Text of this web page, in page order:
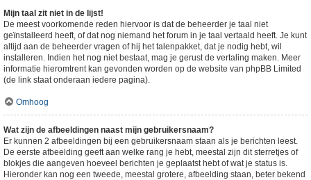
Mijn taal zit niet in de lijst!
De meest voorkomende reden hiervoor is dat de beheerder je taal niet
geïnstalleerd heeft, of dat nog niemand het forum in je taal vertaald heeft. Je kunt
altijd aan de beheerder vragen of hij het talenpakket, dat je nodig hebt, wil
installeren. Indien het nog niet bestaat, mag je gerust de vertaling maken. Meer
informatie hieromtrent kan gevonden worden op de website van phpBB Limited
(de link staat onderaan iedere pagina).
Omhoog
Wat zijn de afbeeldingen naast mijn gebruikersnaam?
Er kunnen 2 afbeeldingen bij een gebruikersnaam staan als je berichten leest.
De eerste afbeelding geeft aan welke rang je hebt, meestal zijn dit sterretjes of
blokjes die aangeven hoeveel berichten je geplaatst hebt of wat je status is.
Hieronder kan nog een tweede, meestal grotere, afbeelding staan, beter bekend